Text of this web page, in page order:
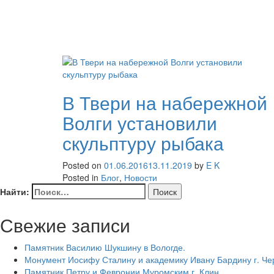
В Твери на набережной
Волги установили
скульптуру рыбака
Posted on 01.06.201613.11.2019 by E K
Posted in Блог, Новости
Найти:
Свежие записи
Памятник Василию Шукшину в Вологде.
Монумент Иосифу Сталину и академику Ивану Бардину г.
Памятник Петру и Февронии Муромским г. Клин